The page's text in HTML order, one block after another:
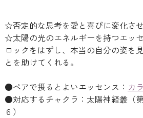
☆否定的な思考を愛と喜びに変化させ
☆太陽の光のエネルギーを持つエッ
ロックをはずし、本当の自分の姿を
とを助けてくれる。
●ペアで摂るとよいエッセンス： カ
●対応するチャクラ：太陽神経叢（
６）